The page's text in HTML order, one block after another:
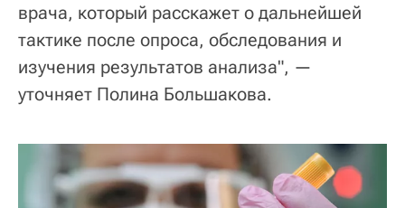
врача, который расскажет о дальнейшей
тактике после опроса, обследования и
изучения результатов анализа", —
уточняет Полина Большакова.